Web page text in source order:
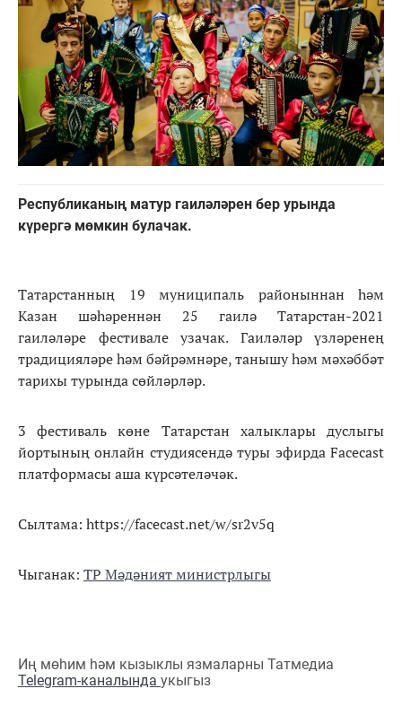
Республиканың матур гаиләләрен бер урында
күрергә мөмкин булачак.
Татарстанның 19 муниципаль районыннан һәм
Казан шәһәреннән 25 гаилә Татарстан-2021
гаиләләре фестивале узачак. Гаиләләр үзләренең
традицияләре һәм бәйрәмнәре, танышу һәм мәхәббәт
тарихы турында сөйләрләр.
3 фестиваль көне Татарстан халыклары дуслыгы
йортының онлайн студиясендә туры эфирда Facecast
платформасы аша күрсәтеләчәк.
Сылтама: https://facecast.net/w/sr2v5q
Чыганак: ТР Мәдәният министрлыгы
Иң мөһим һәм кызыклы язмаларны Татмедиа
Telegram-каналында укыгыз